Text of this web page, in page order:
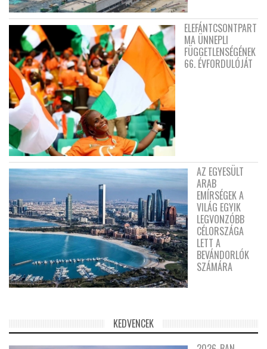
ELEFÁNTCSONTPART
MA ÜNNEPLI
FÜGGETLENSÉGÉNEK
66. ÉVFORDULÓJÁT
AZ EGYESÜLT
ARAB
EMÍRSÉGEK A
VILÁG EGYIK
LEGVONZÓBB
CÉLORSZÁGA
LETT A
BEVÁNDORLÓK
SZÁMÁRA
KEDVENCEK